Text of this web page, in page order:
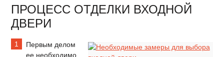
ПРОЦЕСС ОТДЕЛКИ ВХОДНОЙ
ДВЕРИ
Первым делом
ее необходимо